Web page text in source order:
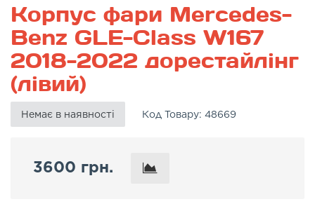
Корпус фари Mercedes-
Benz GLE-Class W167
2018-2022 дорестайлінг
(лівий)
Немає в наявності Код Товару: 48669
3600 грн.